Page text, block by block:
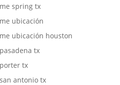
spring tx
ubicación
ubicación houston
tx
tx
antonio tx